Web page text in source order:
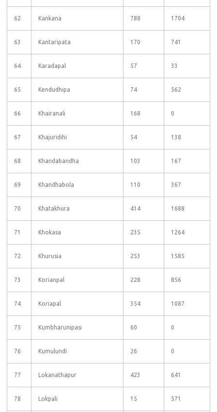
62 Kankana 788 1704
63 Kantaripata 170 741
64 Karadapal 57 33
65 Kendudhipa 74 562
66 Khairanali 168 0
67 Khajuridihi 54 138
68 Khandabandha 103 167
69 Khandhabola 110 367
70 Khatakhura 414 1688
71 Khokasa 235 1264
72 Khurusia 253 1585
73 Korianpal 228 856
74 Koriapal 354 1087
75 Kumbharunipasi 60 0
76 Kumulundi 26 0
77 Lokanathapur 423 641
78 Lokpali 15 571